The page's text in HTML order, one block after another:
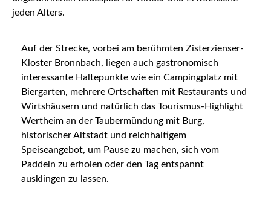
jeden Alters.
Auf der Strecke, vorbei am berühmten Zisterzienser-
Kloster Bronnbach, liegen auch gastronomisch
interessante Haltepunkte wie ein Campingplatz mit
Biergarten, mehrere Ortschaften mit Restaurants und
Wirtshäusern und natürlich das Tourismus-Highlight
Wertheim an der Taubermündung mit Burg,
historischer Altstadt und reichhaltigem
Speiseangebot, um Pause zu machen, sich vom
Paddeln zu erholen oder den Tag entspannt
ausklingen zu lassen.